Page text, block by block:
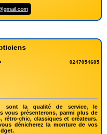
0247054605
sont la qualité de service, le
vous présenterons, parmi plus de
rétro-chic, classiques et créateurs.
dénicherez la monture de vos